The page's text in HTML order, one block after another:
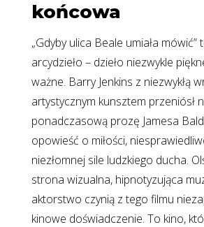
końcowa
„Gdyby ulica Beale umiała mówić”
arcydzieło – dzieło niezwykle
ważne. Barry Jenkins z niezwykłą
artystycznym kunsztem przeniósł
ponadczasową prozę Jamesa
opowieść o miłości,
niezłomnej sile ludzkiego ducha.
strona wizualna, hipnotyzująca
aktorstwo czynią z tego filmu
kinowe doświadczenie. To kino,